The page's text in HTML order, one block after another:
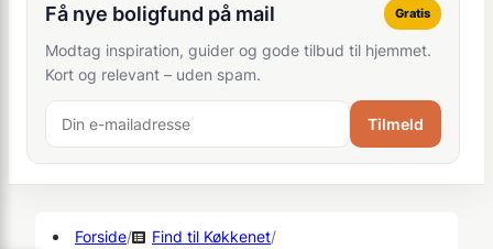
Få nye boligfund på mail Gratis
Modtag inspiration, guider og gode tilbud til hjemmet.
Kort og relevant – uden spam.
Tilmeld
Forside/ Find til Køkkenet/